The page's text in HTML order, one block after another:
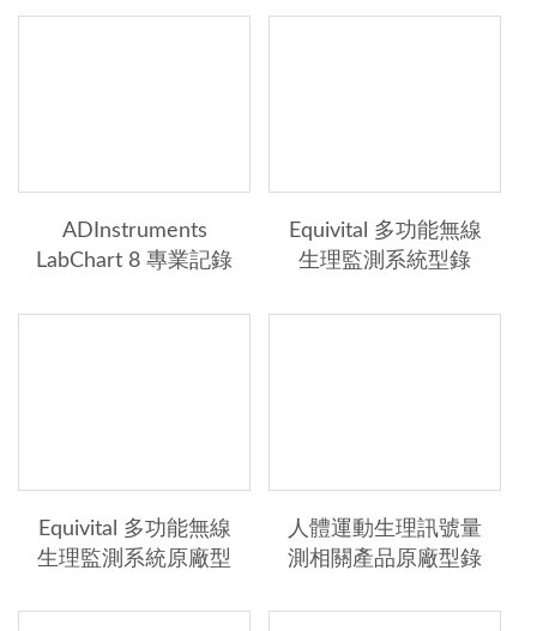
ADInstruments
LabChart 8 專業記錄
Equivital 多功能無線
生理監測系統型錄
Equivital 多功能無線
生理監測系統原廠型
人體運動生理訊號量
測相關產品原廠型錄